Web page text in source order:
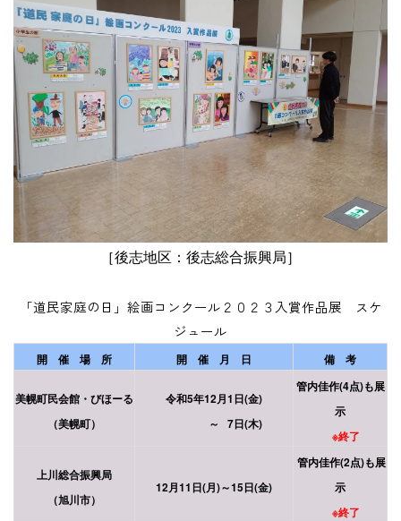
［後志地区：後志総合振興局］
「道民家庭の日」絵画コンクール２０２３入賞作品展 スケ
ジュール
開 催 場 所 開 催 月 日 備 考
美幌町民会館・びほーる
（美幌町）
令和5年12月1日(金)
～ 7日(木)
管内佳作(4点)も展
示
※終了
上川総合振興局
（旭川市）
12月11日(月)～15日(金)
管内佳作(2点)も展
示
※終了